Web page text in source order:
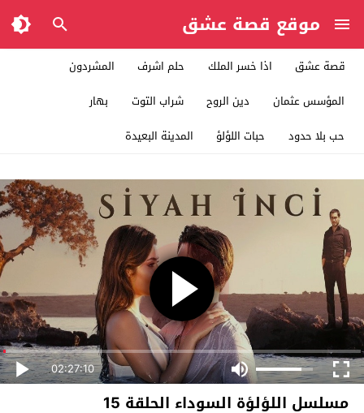
موقع قصة عشق
قصة عشق اذا خسر الملك حلم اشرف
المشردون
المؤسس عثمان
دين الروح شراب التوت
بهار
حب بلا حدود
حبات اللؤلؤ المدينة البعيدة
02:27:10
مسلسل اللؤلؤة السوداء الحلقة 15